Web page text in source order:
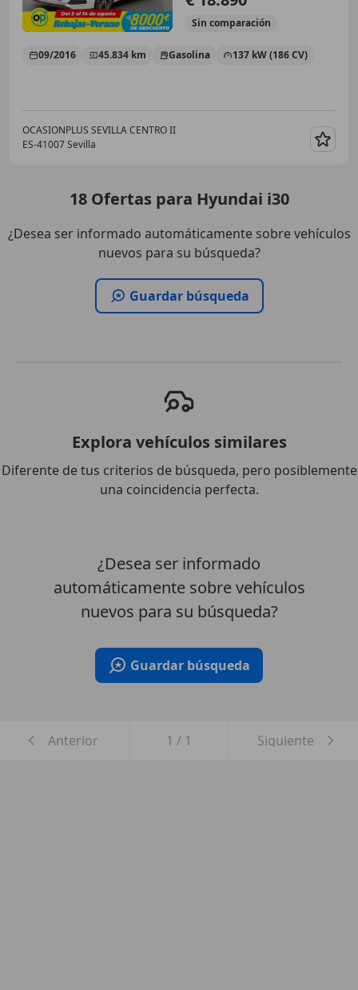
Sin comparación
09/2016 45.834 km Gasolina 137 kW (186 CV)
OCASIONPLUS SEVILLA CENTRO II
ES-41007 Sevilla
18 Ofertas para Hyundai i30
¿Desea ser informado automáticamente sobre vehículos
nuevos para su búsqueda?
Guardar búsqueda
Explora vehículos similares
Diferente de tus criterios de búsqueda, pero posiblemente
una coincidencia perfecta.
¿Desea ser informado
automáticamente sobre vehículos
nuevos para su búsqueda?
Guardar búsqueda
Anterior 1 / 1 Siguiente